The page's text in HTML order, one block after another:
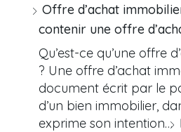
Offre d’achat
contenir une offre
Qu’est-ce qu’une offre
? Une offre d’achat
document écrit par le
d’un bien immobilier,
exprime son intention…